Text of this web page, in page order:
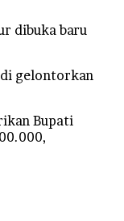
dibuka baru
di gelontorkan
Bupati